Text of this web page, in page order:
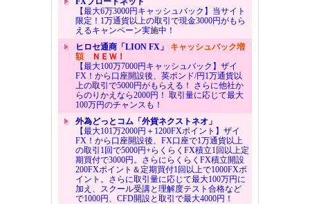
【最大6万3000円キャッシュバック】当サイト
限定！1万通貨以上の取引で現金3000円がもら
えるキャンペーン実施中！
ヒロセ通商「LION FX」 キャッシュバック増
額ＮＥＷ！
【最大100万7000円キャッシュバック】ザイ
FX！から口座開設後、英ポンド/円1万通貨以
上の取引で5000円がもらえる！ さらに他社か
らのりかえなら2000円！ 取引量に応じて最大
100万円のチャンスも！
外為どっとコム「外貨ネクストネオ」
【最大101万2000円＋1200FXポイント】ザイ
FX！から口座開設後、FX口座で1万通貨以上
の取引1回で5000円+らくらくFX積立1回以上定
期買付で3000円。さらにらくらくFX積立開設
200FXポイント＆定期買付1回以上で1000FXポ
イント。さらに取引量に応じて最大100万円に
加え、スクール受講と理解度テスト合格など
で1000円、CFD開設と取引で最大4000円！